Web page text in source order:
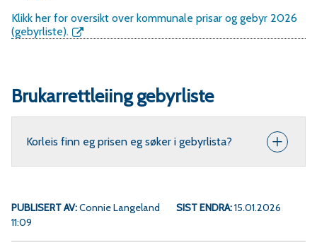
Klikk her for oversikt over kommunale prisar og gebyr 2026
(gebyrliste).
Brukarrettleiing gebyrliste
Korleis finn eg prisen eg søker i gebyrlista?
PUBLISERT AV Connie Langeland SIST ENDRA 15.01.2026
11:09